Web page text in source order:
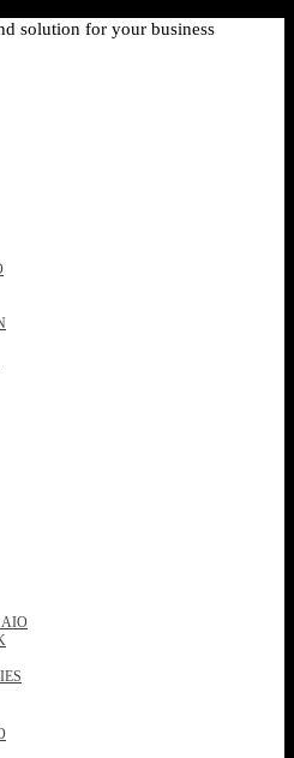
solution for your business
AIO